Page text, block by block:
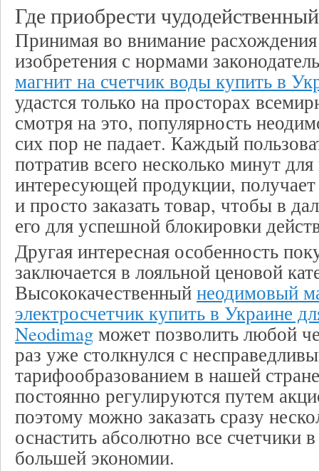
Где приобрести
Принимая во внимание
изобретения с нормами
магнит на счетчик воды купить в
удастся только на просторах
смотря на это, популярность
сих пор не падает. Каждый
потратив всего несколько минут
интересующей продукции,
и просто заказать товар, чтобы в
его для успешной блокировки
Другая интересная особенность
заключается в лояльной ценовой
Высококачественныйнеодимовый
электросчетчик купить в Украине
Neodimagможет позволить любой
раз уже столкнулся с
тарифообразованием в нашей
постоянно регулируются путем
поэтому можно заказать сразу
оснастить абсолютно все счетчики
большей экономии.